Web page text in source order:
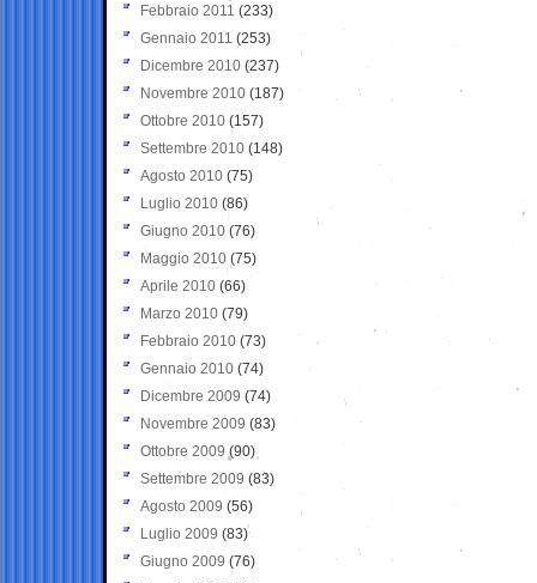
Febbraio 2011 (233)
Gennaio 2011 (253)
Dicembre 2010 (237)
Novembre 2010 (187)
Ottobre 2010 (157)
Settembre 2010 (148)
Agosto 2010 (75)
Luglio 2010 (86)
Giugno 2010 (76)
Maggio 2010 (75)
Aprile 2010 (66)
Marzo 2010 (79)
Febbraio 2010 (73)
Gennaio 2010 (74)
Dicembre 2009 (74)
Novembre 2009 (83)
Ottobre 2009 (90)
Settembre 2009 (83)
Agosto 2009 (56)
Luglio 2009 (83)
Giugno 2009 (76)